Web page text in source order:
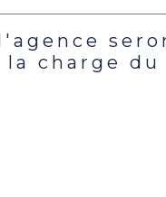
charge du